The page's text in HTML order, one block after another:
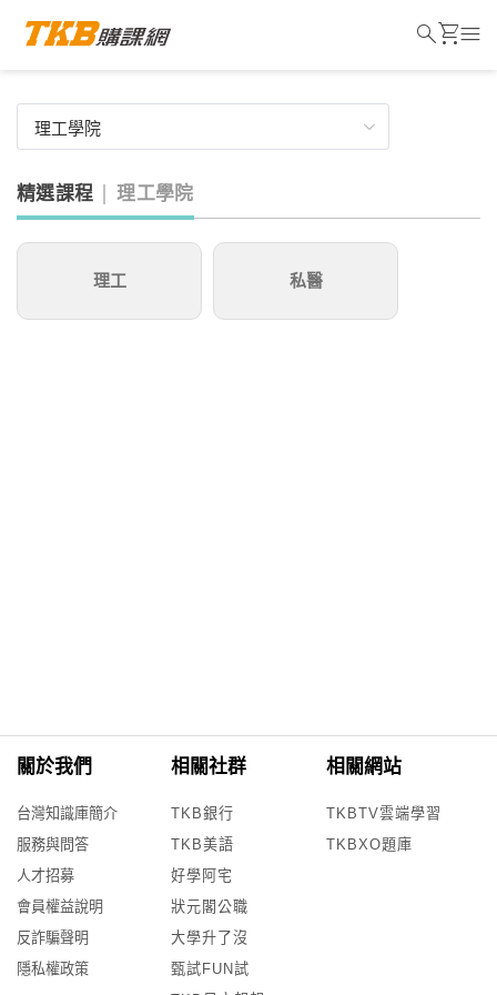
精選課程 理工學院
理工 私醫
關於我們
台灣知識庫簡介
服務與問答
人才招募
會員權益說明
反詐騙聲明
隱私權政策
相關社群
TKB銀行
TKB美語
好學阿宅
狀元閣公職
大學升了沒
甄試FUN試
相關網站
TKBTV雲端學習
TKBXO題庫
searchshopping_cartmenu